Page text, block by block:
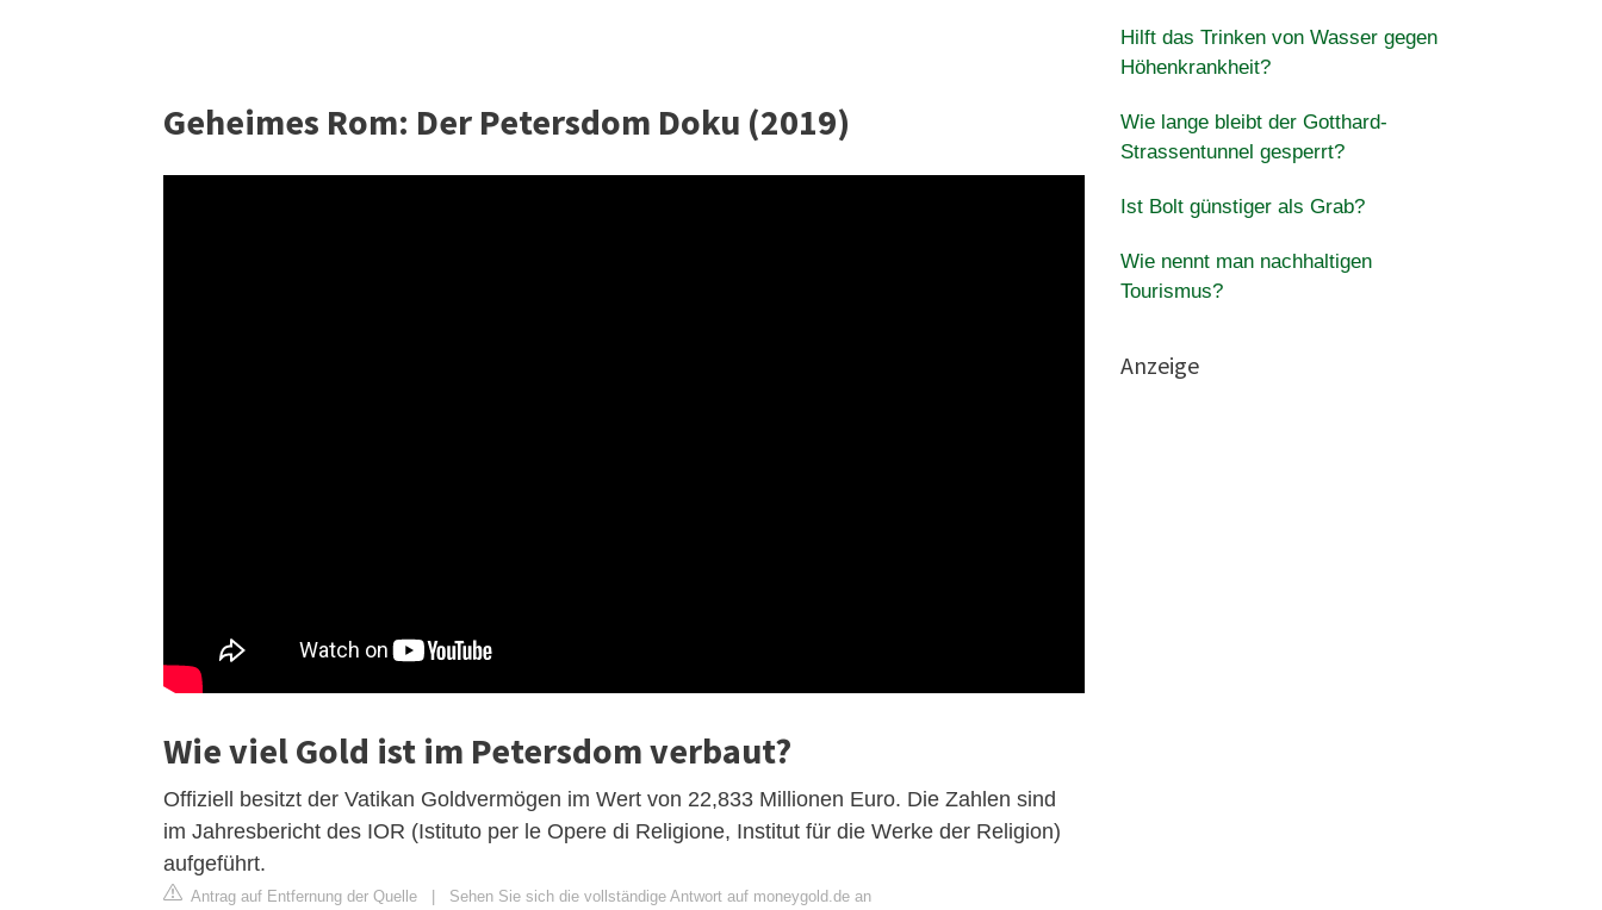
Geheimes Rom: Der Petersdom Doku (2019)
Wie viel Gold ist im Petersdom verbaut?
Offiziell besitzt der Vatikan Goldvermögen im Wert von 22,833 Millionen Euro. Die Zahlen sind
im Jahresbericht des IOR (Istituto per le Opere di Religione, Institut für die Werke der Religion)
aufgeführt.
Antrag auf Entfernung der Quelle | Sehen Sie sich die vollständige Antwort auf moneygold.de an
Hilft das Trinken von Wasser gegen
Höhenkrankheit?
Wie lange bleibt der Gotthard-
Strassentunnel gesperrt?
Ist Bolt günstiger als Grab?
Wie nennt man nachhaltigen
Tourismus?
Anzeige